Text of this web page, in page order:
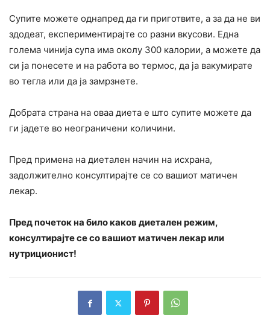
Супите можете однапред да ги приготвите, а за да не ви
здодеат, експериментирајте со разни вкусови. Една
голема чинија супа има околу 300 калории, а можете да
си ја понесете и на работа во термос, да ја вакумирате
во тегла или да ја замрзнете.
Добрата страна на оваа диета е што супите можете да
ги јадете во неограничени количини.
Пред примена на диетален начин на исхрана,
задолжително консултирајте се со вашиот матичен
лекар.
Пред почеток на било каков диетален режим,
консултирајте се со вашиот матичен лекар или
нутриционист!